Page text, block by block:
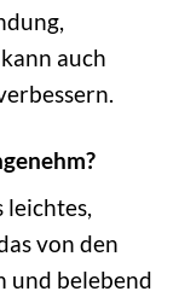
auch
leichtes,
von den
und belebend